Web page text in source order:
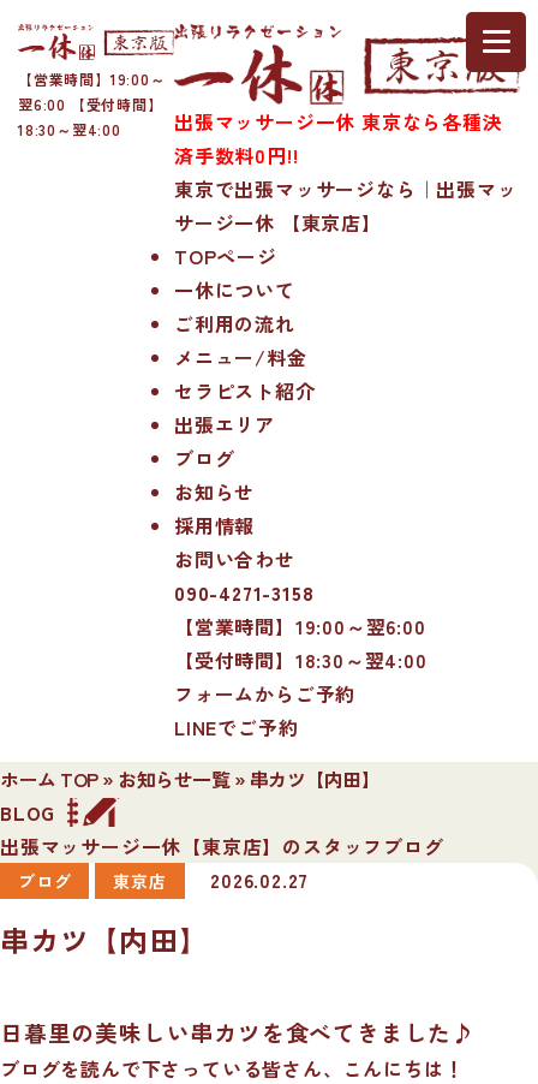
【営業時間】19:00～
翌6:00 【受付時間】
18:30～翌4:00
出張マッサージ一休 東京なら各種決
済手数料0円!!
東京で出張マッサージなら｜出張マッ
サージ一休 【東京店】
TOPページ
一休について
ご利用の流れ
メニュー/料金
セラピスト紹介
出張エリア
ブログ
お知らせ
採用情報
お問い合わせ
090-4271-3158
【営業時間】19:00～翌6:00
【受付時間】18:30～翌4:00
フォームからご予約
LINEでご予約
ホーム TOP» お知らせ一覧» 串カツ【内田】
BLOG
出張マッサージ一休【東京店】のスタッフブログ
ブログ 東京店 2026.02.27
串カツ【内田】
日暮里の美味しい串カツを食べてきました♪
ブログを読んで下さっている皆さん、こんにちは！